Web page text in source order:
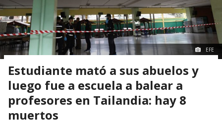
EFE
Estudiante mató a sus abuelos y
luego fue a escuela a balear a
profesores en Tailandia: hay 8
muertos